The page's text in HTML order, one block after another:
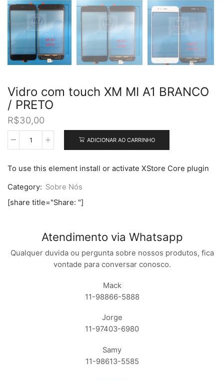
Vidro com touch XM MI A1 BRANCO
/ PRETO
R$30,00
Vidro
XM
A1
BRANCO
ADICIONAR AO CARRINHO
To use this element install or activate XStore Core plugin
Category: Sobre Nós
[share title="Share: "]
Atendimento via Whatsapp
Qualquer duvida ou pergunta sobre nossos produtos, fica
vontade para conversar conosco.
Mack
11-98866-5888
Jorge
11-97403-6980
Samy
11-98613-5585